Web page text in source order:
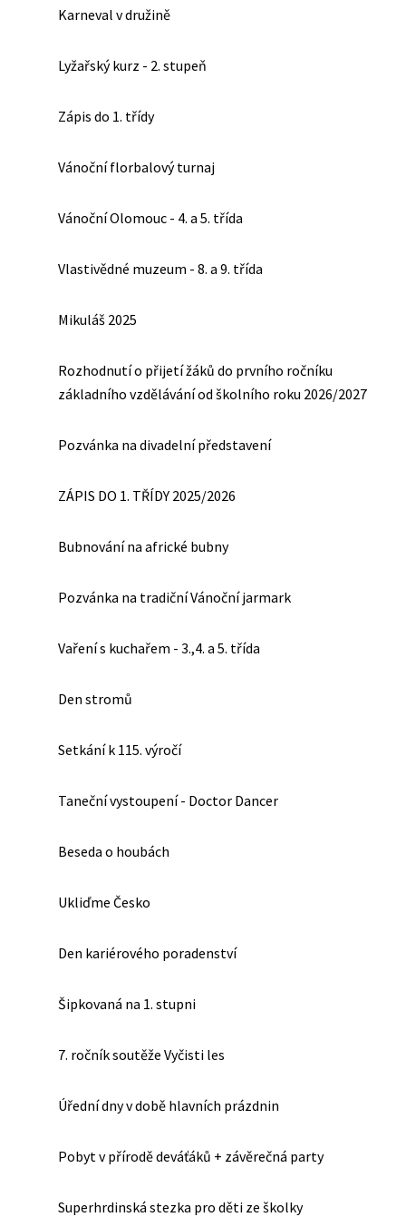
Karneval v družině
Lyžařský kurz - 2. stupeň
Zápis do 1. třídy
Vánoční florbalový turnaj
Vánoční Olomouc - 4. a 5. třída
Vlastivědné muzeum - 8. a 9. třída
Mikuláš 2025
Rozhodnutí o přijetí žáků do prvního ročníku
základního vzdělávání od školního roku 2026/2027
Pozvánka na divadelní představení
ZÁPIS DO 1. TŘÍDY 2025/2026
Bubnování na africké bubny
Pozvánka na tradiční Vánoční jarmark
Vaření s kuchařem - 3.,4. a 5. třída
Den stromů
Setkání k 115. výročí
Taneční vystoupení - Doctor Dancer
Beseda o houbách
Ukliďme Česko
Den kariérového poradenství
Šipkovaná na 1. stupni
7. ročník soutěže Vyčisti les
Úřední dny v době hlavních prázdnin
Pobyt v přírodě deváťáků + závěrečná party
Superhrdinská stezka pro děti ze školky